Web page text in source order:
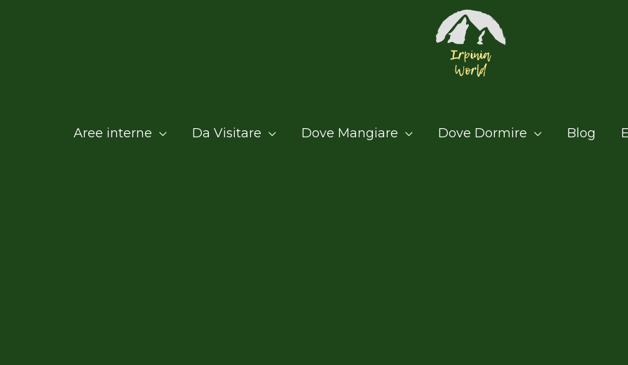
Aree interne Da Visitare Dove Mangiare Dove Dormire Blog